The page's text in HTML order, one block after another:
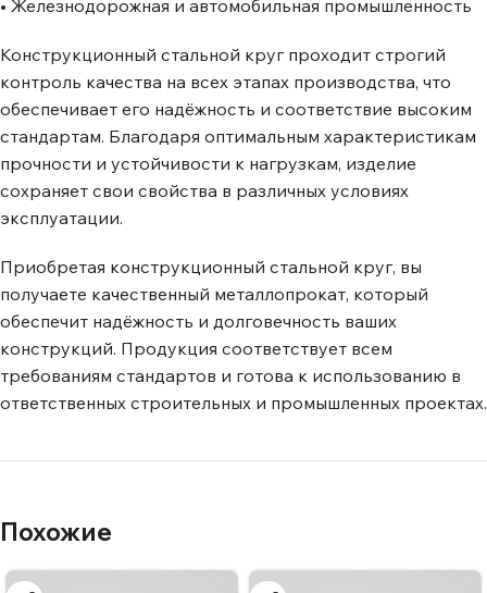
• Железнодорожная и автомобильная промышленность
Конструкционный стальной круг проходит строгий
контроль качества на всех этапах производства, что
обеспечивает его надёжность и соответствие высоким
стандартам. Благодаря оптимальным характеристикам
прочности и устойчивости к нагрузкам, изделие
сохраняет свои свойства в различных условиях
эксплуатации.
Приобретая конструкционный стальной круг, вы
получаете качественный металлопрокат, который
обеспечит надёжность и долговечность ваших
конструкций. Продукция соответствует всем
требованиям стандартов и готова к использованию в
ответственных строительных и промышленных проектах.
Похожие